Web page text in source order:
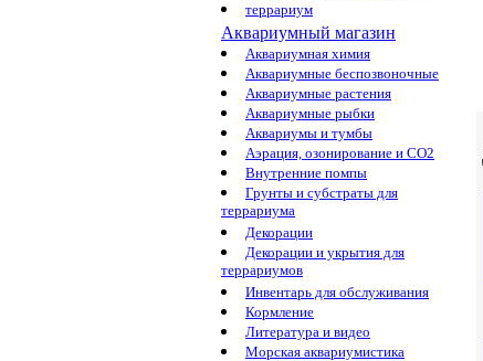
террариум
Аквариумный магазин
Аквариумная химия
Аквариумные беспозвоночные
Аквариумные растения
Аквариумные рыбки
Аквариумы и тумбы
Аэрация, озонирование и CO2
Внутренние помпы
Грунты и субстраты для
террариума
Декорации
Декорации и укрытия для
террариумов
Инвентарь для обслуживания
Кормление
Литература и видео
Морская аквариумистика